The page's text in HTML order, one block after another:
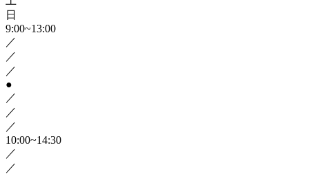
日
9:00~13:00
／
／
／
●
／
／
／
10:00~14:30
／
／